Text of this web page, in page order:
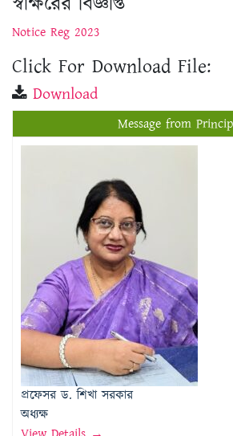
Click For Download File:
Download
Message from Principal
প্রফেসর ড. শিখা সরকার
অধ্যক্ষ
View Details →